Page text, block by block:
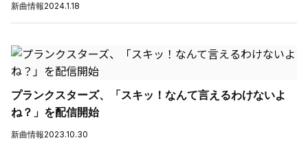
新曲情報2024.1.18
プランクスターズ、「スキッ！なんて言えるわけないよ
ね？」を配信開始
新曲情報2023.10.30